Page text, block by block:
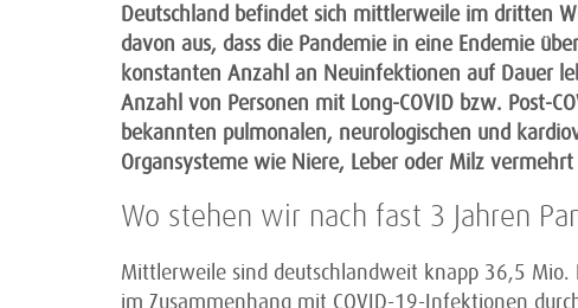
Deutschland befindet sich mittlerweile im dritten
davon aus, dass die Pandemie in eine Endemie
konstanten Anzahl an Neuinfektionen auf Dauer
Anzahl von Personen mit Long-COVID bzw. Post-
bekannten pulmonalen, neurologischen und
Organsysteme wie Niere, Leber oder Milz
Wo stehen wir nach fast 3 Jahren
Mittlerweile sind deutschlandweit knapp 36,5
im Zusammenhang mit COVID-19-Infektionen